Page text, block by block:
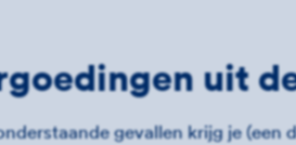
uit
gevallen krijg je (een